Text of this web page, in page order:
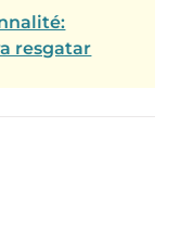
resgatar